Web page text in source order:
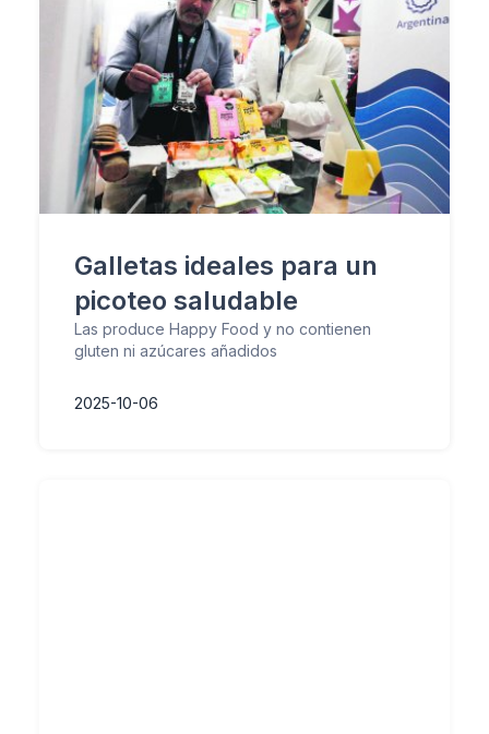
Galletas ideales para un
picoteo saludable
Las produce Happy Food y no contienen
gluten ni azúcares añadidos
2025-10-06